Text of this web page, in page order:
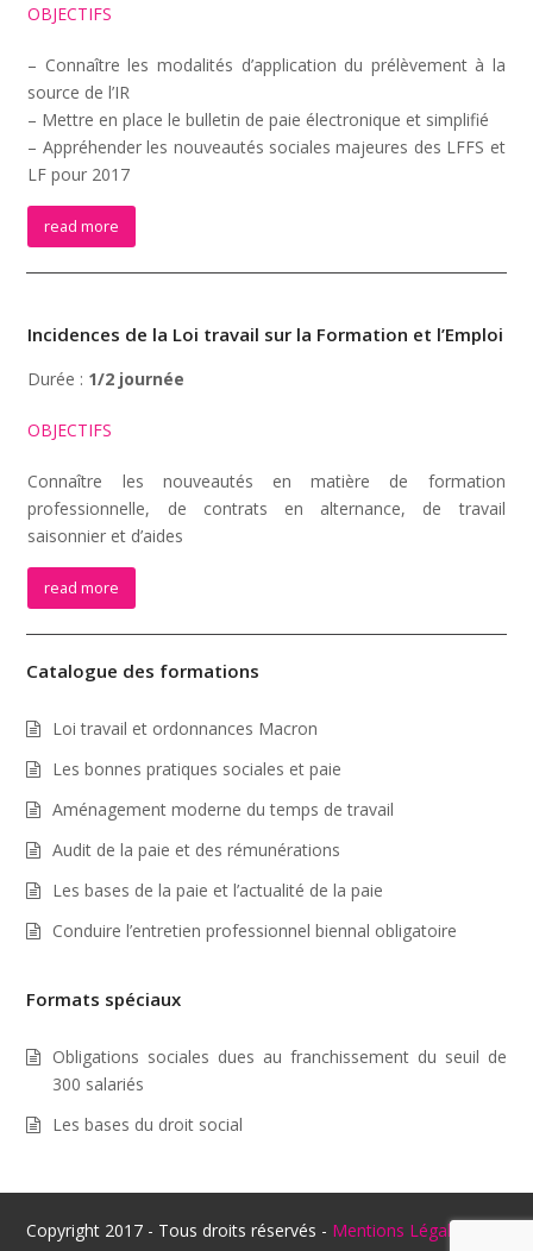
OBJECTIFS
– Connaître les modalités d’application du prélèvement à la
source de l’IR
– Mettre en place le bulletin de paie électronique et simplifié
– Appréhender les nouveautés sociales majeures des LFFS et
LF pour 2017
read more
Incidences de la Loi travail sur la Formation et l’Emploi
Durée : 1/2 journée
OBJECTIFS
Connaître les nouveautés en matière de formation
professionnelle, de contrats en alternance, de travail
saisonnier et d’aides
read more
Catalogue des formations
Loi travail et ordonnances Macron
Les bonnes pratiques sociales et paie
Aménagement moderne du temps de travail
Audit de la paie et des rémunérations
Les bases de la paie et l’actualité de la paie
Conduire l’entretien professionnel biennal obligatoire
Formats spéciaux
Obligations sociales dues au franchissement du seuil de
300 salariés
Les bases du droit social
Copyright 2017 - Tous droits réservés - Mentions Légales